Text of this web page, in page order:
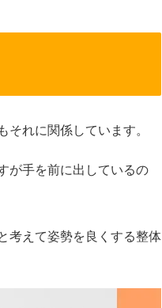
れに関係しています。
が手を前に出しているの
考えて姿勢を良くする整体